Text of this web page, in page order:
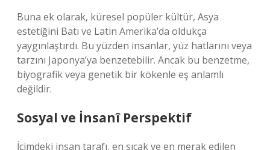
Buna ek olarak, küresel popüler kültür, Asya
estetiğini Batı ve Latin Amerika’da oldukça
yaygınlaştırdı. Bu yüzden insanlar, yüz hatlarını veya
tarzını Japonya’ya benzetebilir. Ancak bu benzetme,
biyografik veya genetik bir kökenle eş anlamlı
değildir.
Sosyal ve İnsanî Perspektif
İçimdeki insan tarafı, en sıcak ve en merak edilen